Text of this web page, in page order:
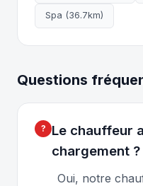
Spa (36.7km)
Questions
Le chauffeur
chargement ?
Oui, notre